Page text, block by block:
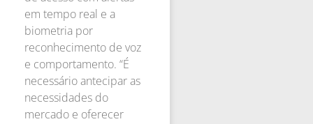
em tempo real e a
biometria por
reconhecimento de voz
e comportamento. “É
necessário antecipar as
necessidades do
mercado e oferecer